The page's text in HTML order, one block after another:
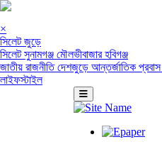
×
সিলেট জুড়ে
সিলেটসুনামগঞ্জ মৌলভীবাজারহবিগঞ্জ
জাতীয় রাজনীতিদেশজুড়ে আন্তর্জাতিক প্রবাস
লাইফস্টাইল